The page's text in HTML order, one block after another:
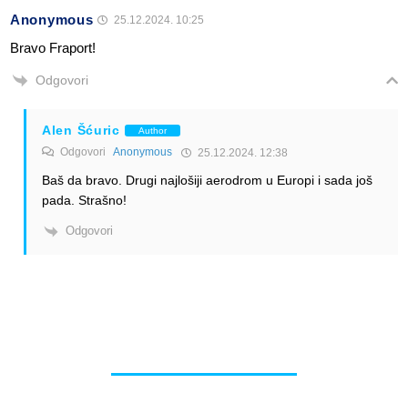
Anonymous 25.12.2024. 10:25
Bravo Fraport!
Odgovori
Alen Šćuric Author
Odgovori Anonymous 25.12.2024. 12:38
Baš da bravo. Drugi najlošiji aerodrom u Europi i sada još
pada. Strašno!
Odgovori